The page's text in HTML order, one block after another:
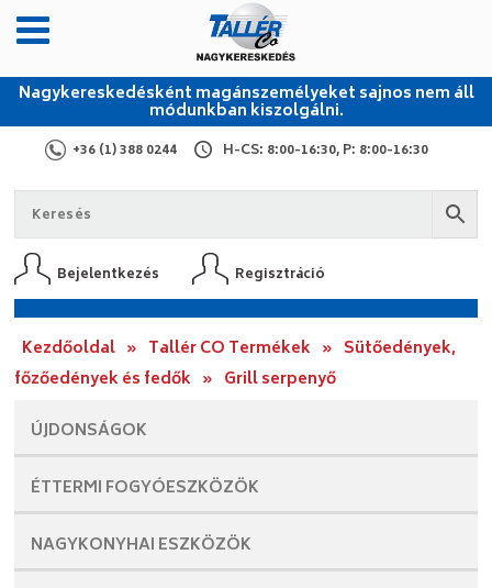
Nagykereskedésként magánszemélyeket sajnos nem áll
módunkban kiszolgálni.
+36 (1) 388 0244 H-CS: 8:00-16:30, P: 8:00-16:30
Bejelentkezés Regisztráció
Kezdőoldal » Tallér CO Termékek » Sütőedények,
főzőedények és fedők » Grill serpenyő
ÚJDONSÁGOK
ÉTTERMI FOGYÓESZKÖZÖK
NAGYKONYHAI ESZKÖZÖK